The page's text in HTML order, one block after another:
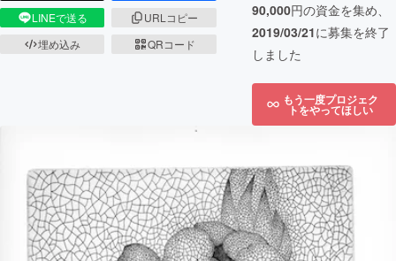
LINEで送る
URLコピー
埋め込み
QRコード
90,000円の資金を集め、
2019/03/21に募集を終了
しました
もう一度プロジェク
トをやってほしい